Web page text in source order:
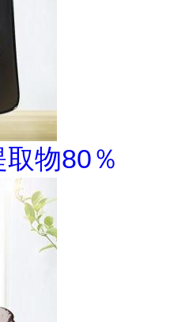
物80％